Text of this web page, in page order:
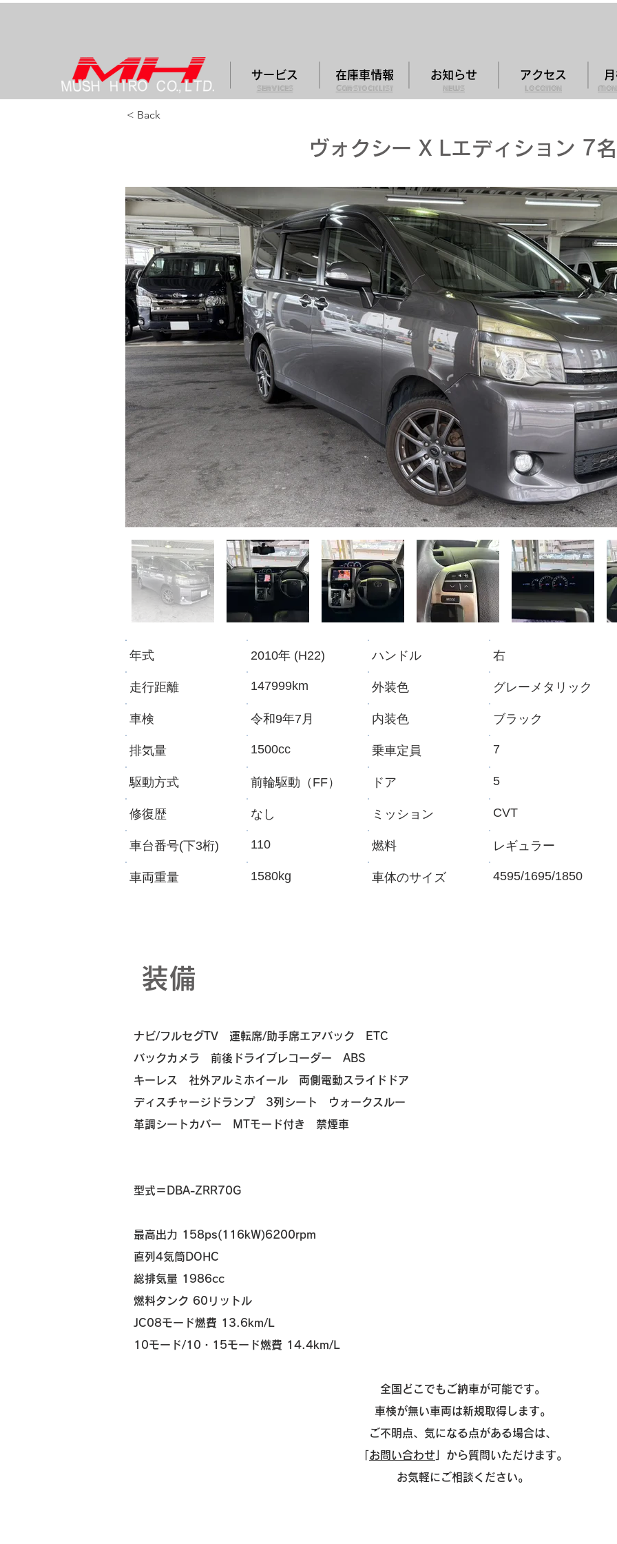
サービス
services
在庫車情報
Car stock list
お知らせ
news
アクセス
location
ヴォクシー X Lエディション 7名
< Back
年式 2010年 (H22) ハンドル ​右
走行距離 147999km 外装色 グレーメタリック
車検 令和9年7月 内装色 ​ブラック
​排気量 1500cc 乗車定員 7
​駆動方式 ​前輪駆動（FF） ドア 5
修復歴 ​なし ミッション CVT
車台番号(下3桁) 110 燃料 レギュラー
​車両重量 1580kg ​車体のサイズ 4595/1695/1850
装備
ナビ/フルセグTV 運転席/助手席エアバック ETC
バックカメラ 前後 ドライブレコーダー ABS
キーレス 社外アルミホイール 両側電動スライドドア
ディスチャージドランプ 3列シート ウォークスルー
革調シートカバー MTモード付き 禁煙車
​​型式＝DBA-ZRR70G
最高出力 158ps(116kW)6200rpm
直列4気筒DOHC
総排気量 1986cc
燃料タンク 60リットル
JC08モード燃費 13.6km/L
​10モード/10・15モード燃費 14.4km/L
全国どこでもご納車が可能です。
車検が無い車両は新規取得します。
ご不明点、気になる点がある場合は、
お問い合わせ 」から質問いただけます。
お気軽にご相談ください。